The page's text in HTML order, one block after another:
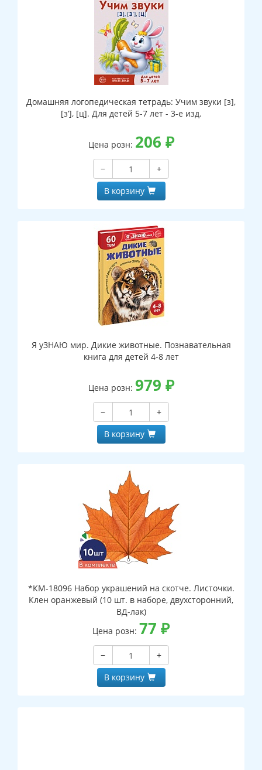
Домашняя логопедическая тетрадь: Учим звуки [з],
[з’], [ц]. Для детей 5-7 лет - 3-е изд.
Цена розн: 206 ₽
−
+
В корзину
Я уЗНАЮ мир. Дикие животные. Познавательная
книга для детей 4-8 лет
Цена розн: 979 ₽
−
+
В корзину
*КМ-18096 Набор украшений на скотче. Листочки.
Клен оранжевый (10 шт. в наборе, двухсторонний,
ВД-лак)
Цена розн: 77 ₽
−
+
В корзину